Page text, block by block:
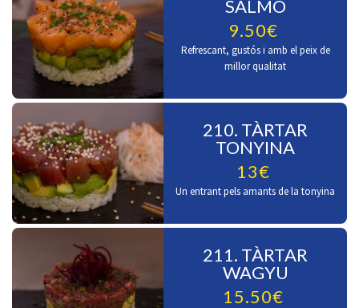
SALMÓ
9.50€
Refrescant, gustós i amb el peix de
millor qualitat
210. TÀRTAR
TONYINA
13€
Un entrant pels amants de la tonyina
211. TÀRTAR
WAGYU
15.50€